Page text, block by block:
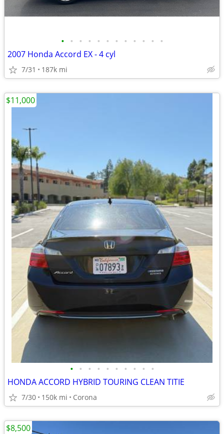
• • • • • • • • • • • •
2007 Honda Accord EX - 4 cyl
7/31 187k mi
• • • • • • • • • •
HONDA ACCORD HYBRID TOURING CLEAN TITIE
7/30 150k mi Corona
$11,000
$8,500